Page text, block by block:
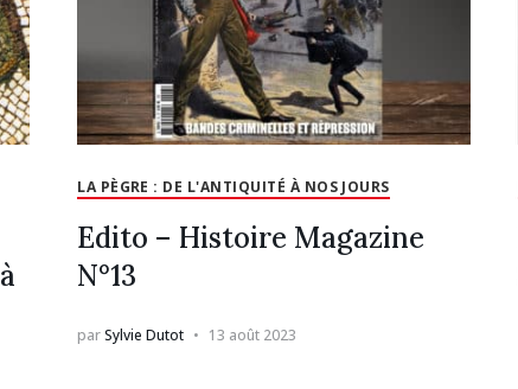
LA PÈGRE : DE L'ANTIQUITÉ À NOS JOURS
Edito – Histoire Magazine
N°13
parSylvie Dutot 13 août 2023